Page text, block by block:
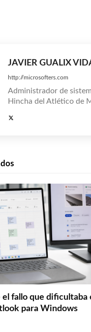
JAVIER GUALIX
http://microsofters.com
Administrador de
Hincha del Atlético de
fallo que dificultaba
para Windows